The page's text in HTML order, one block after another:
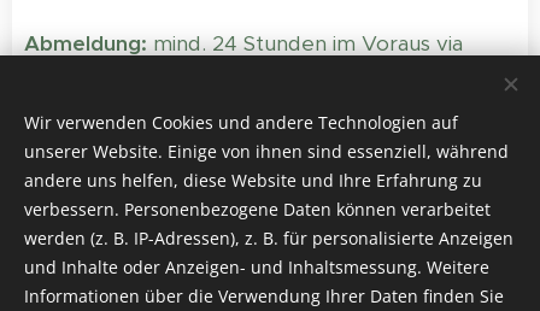
Abmeldung:mind. 24 Stunden im Voraus via
Das Doppeltraining wird ab 3 Teilnehmer
durchgeführt. Teilnahme nach Eingang der
Anmeldung. Bei einer Absage werden Sie von
uns benachrichtigt.
Wir verwenden Cookies und andere Technologien auf
unserer Website. Einige von ihnen sind essenziell, während
andere uns helfen, diese Website und Ihre Erfahrung zu
verbessern. Personenbezogene Daten können verarbeitet
werden (z. B. IP-Adressen), z. B. für personalisierte Anzeigen
und Inhalte oder Anzeigen- und Inhaltsmessung. Weitere
Informationen über die Verwendung Ihrer Daten finden Sie